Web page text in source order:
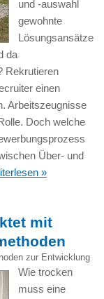
und -auswahl
gewohnte
Lösungsansätze
da
Rekrutieren
einen
Arbeitszeugnisse
Doch welche
Über- und
»
mit
zur Entwicklung
Wie trocken
muss eine